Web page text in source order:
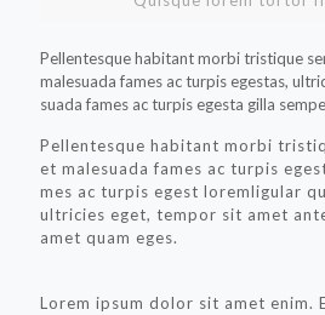
Pellentesque habitant morbi tristique
malesuada fames ac turpis egestas,
suada fames ac turpis egesta gilla
Pellentesque habitant morbi
et malesuada fames ac turpis
mes ac turpis egest loremligular
ultricies eget, tempor sit amet
amet quam eges.
Lorem ipsum dolor sit amet enim.